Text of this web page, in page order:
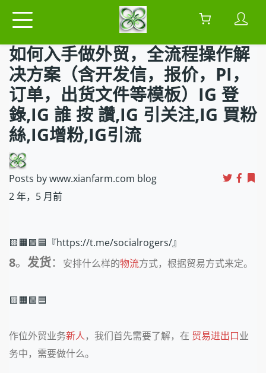
如何入手做外贸，全流程操作解
决方案（含开发信，报价，PI，
订单，出货文件等模板）IG 登
錄,IG 誰 按 讚,IG 引关注,IG 買粉
絲,IG增粉,IG引流
Posts by www.xianfarm.com blog
2 年，5 月前
🟨🟧🟩🟦『https://t.me/socialrogers/』
8。 发货： 安排什么样的物流方式，根据贸易方式来定。
🟨🟧🟩🟦
作位外贸业务新人，我们首先需要了解，在 贸易进出口业
务中，需要做什么。